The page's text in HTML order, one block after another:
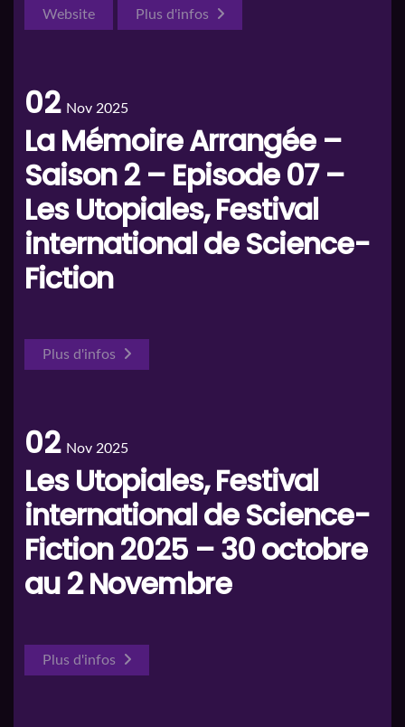
Website Plus d'infos
02 Nov 2025
La Mémoire Arrangée –
Saison 2 – Episode 07 –
Les Utopiales, Festival
international de Science-
Fiction
Plus d'infos
02 Nov 2025
Les Utopiales, Festival
international de Science-
Fiction 2025 – 30 octobre
au 2 Novembre
Plus d'infos